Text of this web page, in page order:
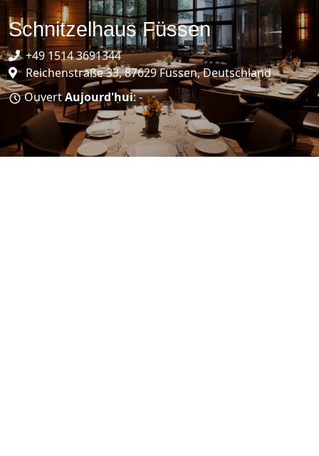
Schnitzelhaus Füssen
+49 1514 3691344
Reichenstraße 33, 87629 Füssen, Deutschland
OuvertAujourd'hui: -